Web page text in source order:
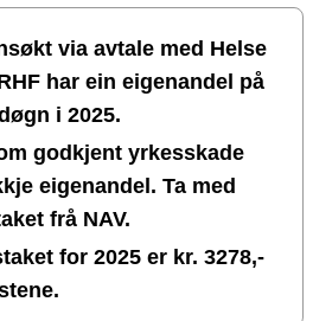
via avtale med Helse
har ein eigenandel på
i 2025.
godkjent yrkesskade
eigenandel. Ta med
frå NAV.
for 2025 er kr. 3278,-